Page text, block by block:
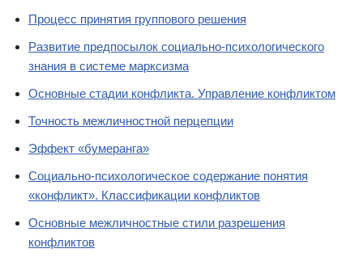
Процесс принятия группового решения
Развитие предпосылок социально-психологического
знания в системе марксизма
Основные стадии конфликта. Управление конфликтом
Точность межличностной перцепции
Эффект «бумеранга»
Социально-психологическое содержание понятия
«конфликт». Классификации конфликтов
Основные межличностные стили разрешения
конфликтов